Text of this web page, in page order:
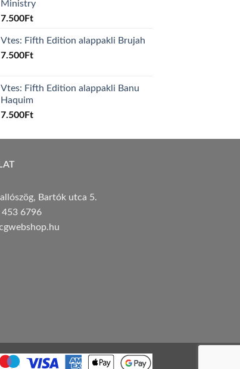
Ministry
7.500Ft
Vtes: Fifth Edition alappakli Brujah
7.500Ft
Vtes: Fifth Edition alappakli Banu
Haquim
7.500Ft
Bartók utca 5.
453 6796